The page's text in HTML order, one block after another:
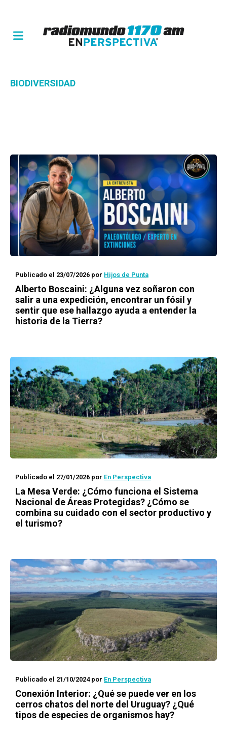
BIODIVERSIDAD
Publicado el 23/07/2026 por Hijos de Punta
Alberto Boscaini: ¿Alguna vez soñaron con
salir a una expedición, encontrar un fósil y
sentir que ese hallazgo ayuda a entender la
historia de la Tierra?
Publicado el 27/01/2026 por En Perspectiva
La Mesa Verde: ¿Cómo funciona el Sistema
Nacional de Áreas Protegidas? ¿Cómo se
combina su cuidado con el sector productivo y
el turismo?
Publicado el 21/10/2024por En Perspectiva
Conexión Interior: ¿Qué se puede ver en los
cerros chatos del norte del Uruguay? ¿Qué
tipos de especies de organismos hay?